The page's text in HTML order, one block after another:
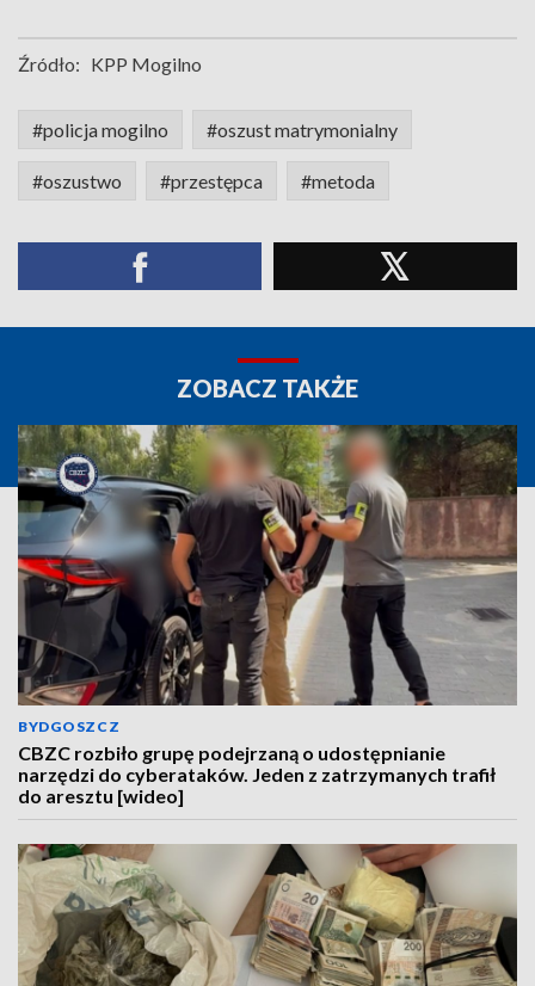
Źródło: KPP Mogilno
#policja mogilno #oszust matrymonialny
#oszustwo #przestępca #metoda
ZOBACZ TAKŻE
BYDGOSZCZ
CBZC rozbiło grupę podejrzaną o udostępnianie
narzędzi do cyberataków. Jeden z zatrzymanych trafił
do aresztu [wideo]